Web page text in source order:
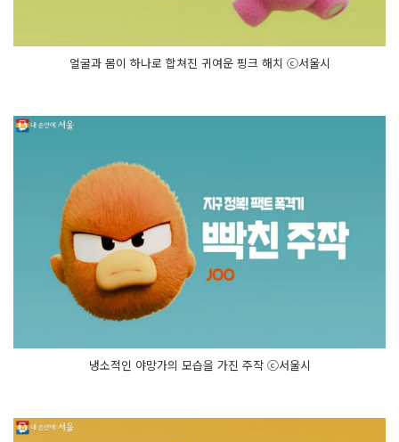
얼굴과 몸이 하나로 합쳐진 귀여운 핑크 해치 ⓒ서울시
냉소적인 야망가의 모습을 가진 주작 ⓒ서울시